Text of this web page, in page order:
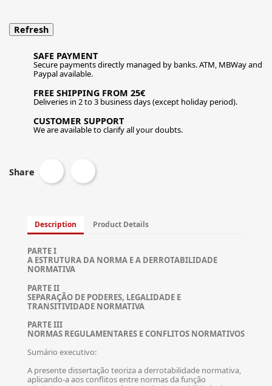
SAFE PAYMENT
Secure payments directly managed by banks. ATM, MBWay and
Paypal available.
FREE SHIPPING FROM 25€
Deliveries in 2 to 3 business days (except holiday period).
CUSTOMER SUPPORT
We are available to clarify all your doubts.
Share
Description Product Details
PARTE I
A ESTRUTURA DA NORMA E A DERROTABILIDADE
NORMATIVA
PARTE II
SEPARAÇÃO DE PODERES, LEGALIDADE E
TRANSITIVIDADE NORMATIVA
PARTE III
NORMAS REGULAMENTARES E CONFLITOS NORMATIVOS
Sumário executivo:
A presente dissertação teoriza a derrotabilidade normativa,
aplicando-a aos conflitos entre normas da função